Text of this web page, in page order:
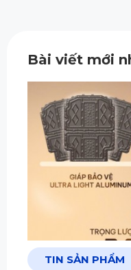
Bài viết mới
TIN SẢN PHẨM